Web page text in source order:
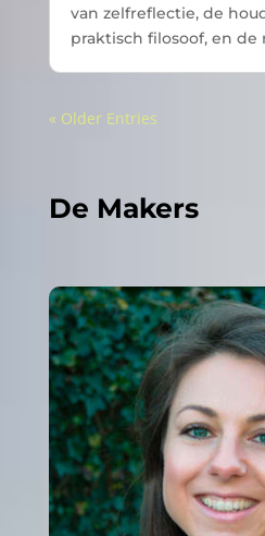
van zelfreflectie, de
praktisch filosoof, en de
« Older Entries
De Makers